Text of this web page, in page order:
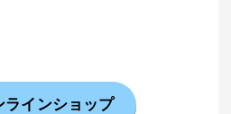
ラインショップ